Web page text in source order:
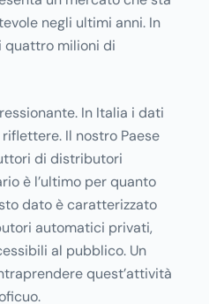
negli ultimi anni. In
quattro milioni di
In Italia i dati
Il nostro Paese
di distributori
è l’ultimo per quanto
dato è caratterizzato
automatici privati,
al pubblico. Un
quest’attività